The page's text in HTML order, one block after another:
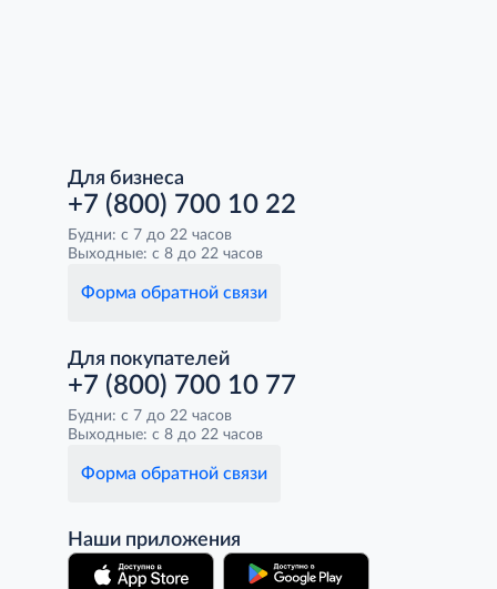
Для бизнеса
+7 (800) 700 10 22
Будни: с 7 до 22 часов
Выходные: с 8 до 22 часов
Форма обратной связи
Для покупателей
+7 (800) 700 10 77
Будни: с 7 до 22 часов
Выходные: с 8 до 22 часов
Форма обратной связи
Наши приложения